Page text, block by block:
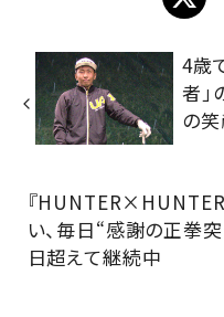
4歳
者
の
『
い、毎日“感謝の正拳
日超えて継続中